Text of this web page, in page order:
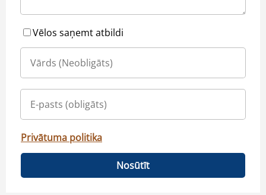
Vēlos saņemt atbildi
Privātuma politika
Nosūtīt